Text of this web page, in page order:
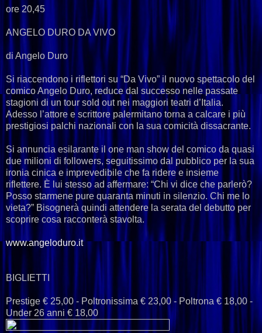
ore 20,45
ANGELO DURO DA VIVO
di Angelo Duro
Si riaccendono i riflettori su “Da Vivo” il nuovo spettacolo del
comico Angelo Duro, reduce dal successo nelle passate
stagioni di un tour sold out nei maggiori teatri d’Italia.
Adesso l’attore e scrittore palermitano torna a calcare i più
prestigiosi palchi nazionali con la sua comicità dissacrante.
Si annuncia esilarante il one man show del comico da quasi
due milioni di followers, seguitissimo dal pubblico per la sua
ironia cinica e imprevedibile che fa ridere e insieme
riflettere. È lui stesso ad affermare: “Chi vi dice che parlerò?
Posso starmene pure quaranta minuti in silenzio. Chi me lo
vieta?” Bisognerà quindi attendere la serata del debutto per
scoprire cosa racconterà stavolta.
www.angeloduro.it
BIGLIETTI
Prestige € 25,00 - Poltronissima € 23,00 - Poltrona € 18,00 -
Under 26 anni € 18,00